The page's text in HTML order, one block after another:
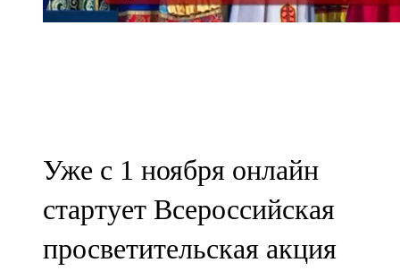
Уже с 1 ноября онлайн
стартует Всероссийская
просветительская акция